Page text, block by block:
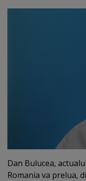
Dan Bulucea,
Romania va prelua,